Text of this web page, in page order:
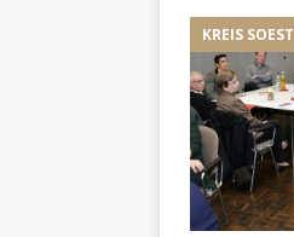
KREIS SOEST